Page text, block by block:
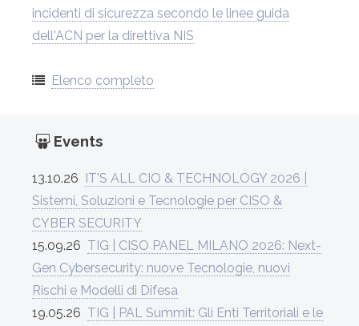
incidenti di sicurezza secondo le linee guida
dell'ACN per la direttiva NIS
Elenco completo
Events
13.10.26 IT'S ALL CIO & TECHNOLOGY 2026 |
Sistemi, Soluzioni e Tecnologie per CISO &
CYBER SECURITY
15.09.26 TIG | CISO PANEL MILANO 2026: Next-
Gen Cybersecurity: nuove Tecnologie, nuovi
Rischi e Modelli di Difesa
19.05.26 TIG | PAL Summit: Gli Enti Territoriali e le